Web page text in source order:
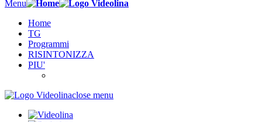
Menu
Home
TG
Programmi
RISINTONIZZA
PIU'
close menu